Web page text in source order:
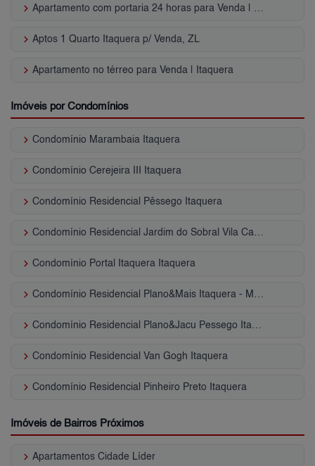
keyboard_arrow_right Apartamento com portaria 24 horas para Venda | Itaquera
keyboard_arrow_right Aptos 1 Quarto Itaquera p/ Venda, ZL
keyboard_arrow_right Apartamento no térreo para Venda | Itaquera
Imóveis por Condomínios
keyboard_arrow_right Condomínio Marambaia Itaquera
keyboard_arrow_right Condomínio Cerejeira III Itaquera
keyboard_arrow_right Condomínio Residencial Pêssego Itaquera
keyboard_arrow_right Condomínio Residencial Jardim do Sobral Vila Carmosina
keyboard_arrow_right Condomínio Portal Itaquera Itaquera
keyboard_arrow_right Condomínio Residencial Plano&Mais Itaquera - Marabá Vila Carmosina
keyboard_arrow_right Condomínio Residencial Plano&Jacu Pessego Itaquera
keyboard_arrow_right Condomínio Residencial Van Gogh Itaquera
keyboard_arrow_right Condomínio Residencial Pinheiro Preto Itaquera
Imóveis de Bairros Próximos
keyboard_arrow_right Apartamentos Cidade Líder